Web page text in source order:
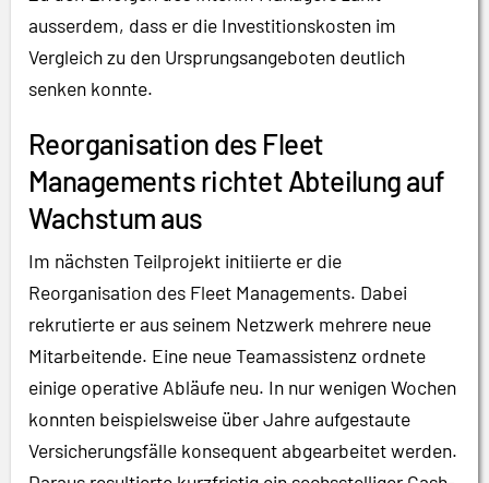
ausserdem, dass er die Investitionskosten im
Vergleich zu den Ursprungsangeboten deutlich
senken konnte.
Reorganisation des Fleet
Managements richtet Abteilung auf
Wachstum aus
Im nächsten Teilprojekt initiierte er die
Reorganisation des Fleet Managements. Dabei
rekrutierte er aus seinem Netzwerk mehrere neue
Mitarbeitende. Eine neue Teamassistenz ordnete
einige operative Abläufe neu. In nur wenigen Wochen
konnten beispielsweise über Jahre aufgestaute
Versicherungsfälle konsequent abgearbeitet werden.